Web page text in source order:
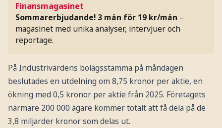
Finansmagasinet
Sommarerbjudande! 3 mån för 19 kr/mån –
magasinet med unika analyser, intervjuer och
reportage.
På Industrivärdens bolagsstämma på måndagen
beslutades en utdelning om 8,75 kronor per aktie, en
ökning med 0,5 kronor per aktie från 2025. Företagets
närmare 200 000 ägare kommer totalt att få dela på de
3,8 miljarder kronor som delas ut.